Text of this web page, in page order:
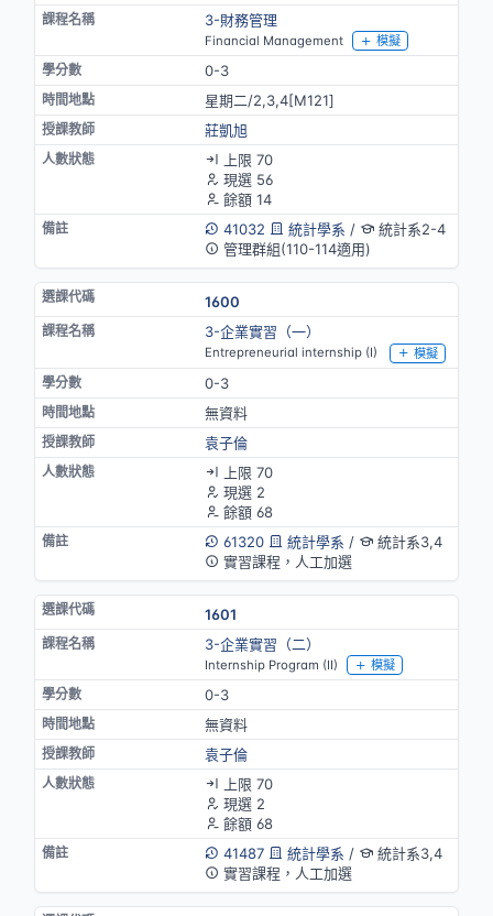
3-財務管理
Financial Management 模擬
0-3
星期二/2,3,4[M121]
莊凱旭
上限 70
現選 56
餘額 14
41032
統計學系 /
統計系2-4
管理群組(110-114適用)
1600
3-企業實習（一）
Entrepreneurial internship (I) 模擬
0-3
無資料
袁子倫
上限 70
現選 2
餘額 68
61320
統計學系 /
統計系3,4
實習課程，人工加選
1601
3-企業實習（二）
Internship Program (II) 模擬
0-3
無資料
袁子倫
上限 70
現選 2
餘額 68
41487
統計學系 /
統計系3,4
實習課程，人工加選